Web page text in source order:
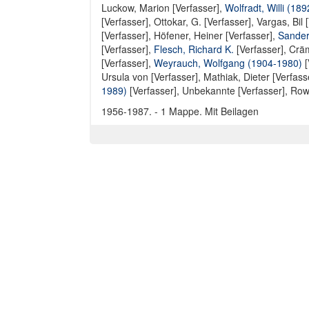
Luckow, Marion [Verfasser], Wolfradt, Willi
[Verfasser], Ottokar, G. [Verfasser], Vargas, Bil
[Verfasser], Höfener, Heiner [Verfasser],
[Verfasser], Flesch, Richard K. [Verfasser],
[Verfasser], Weyrauch, Wolfgang (1904-1980)
Ursula von [Verfasser], Mathiak, Dieter
1989) [Verfasser], Unbekannte [Verfasser],
1956-1987. - 1 Mappe. Mit Beilagen